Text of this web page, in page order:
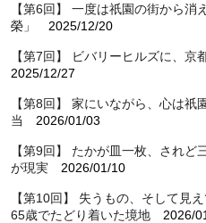
【第6回】 一度は祇園の街から
榮」
2025/12/20
【第7回】 ビバリーヒルズに、京
2025/12/27
【第8回】 家にいながら、心は
当
2026/01/03
【第9回】 たかが皿一枚、され
が現実 2026/01/10
【第10回】 失うもの、そして見
65歳でたどり着いた境地 2026/